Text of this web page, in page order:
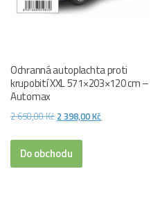
Ochranná autoplachta proti
krupobití XXL 571×203×120 cm –
Automax
2 650,00Kč Původní
byla:
2
2 398,00KčAktuální
Do obchodu